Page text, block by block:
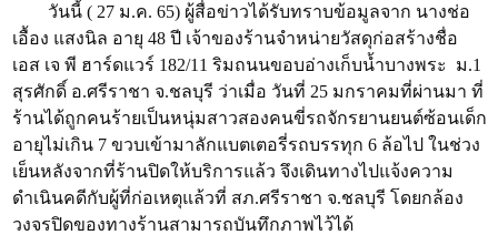
วันนี้ ( 27 ม.ค. 65) ผู้สื่อข่าวได้รับทราบข้อมูลจาก นางช่อ
เอื้อง แสงนิล อายุ 48 ปี เจ้าของร้านจำหน่ายวัสดุก่อสร้างชื่อ
เอส เจ พี ฮาร์ดแวร์ 182/11 ริมถนนขอบอ่างเก็บน้ำบางพระ ม.1
สุรศักดิ์ อ.ศรีราชา จ.ชลบุรี ว่าเมื่อ วันที่ 25 มกราคมที่ผ่านมา ที่
ร้านได้ถูกคนร้ายเป็นหนุ่มสาวสองคนขี่รถจักรยานยนต์ซ้อนเด็ก
อายุไม่เกิน 7 ขวบเข้ามาลักแบตเตอรี่รถบรรทุก 6 ล้อไป ในช่วง
เย็นหลังจากที่ร้านปิดให้บริการแล้ว จึงเดินทางไปแจ้งความ
ดำเนินคดีกับผู้ที่ก่อเหตุแล้วที่ สภ.ศรีราชา จ.ชลบุรี โดยกล้อง
วงจรปิดของทางร้านสามารถบันทึกภาพไว้ได้